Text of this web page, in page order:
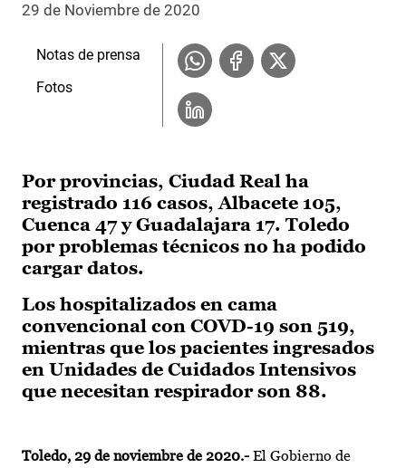
29 de Noviembre de 2020
Por provincias, Ciudad Real ha
registrado 116 casos, Albacete 105,
Cuenca 47 y Guadalajara 17. Toledo
por problemas técnicos no ha podido
cargar datos.
Los hospitalizados en cama
convencional con COVD-19 son 519,
mientras que los pacientes ingresados
en Unidades de Cuidados Intensivos
que necesitan respirador son 88.
Toledo, 29 de noviembre de 2020.- El Gobierno de
Notas de prensa
Fotos